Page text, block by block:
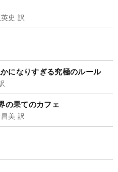
史 訳
になりすぎる究極のルール
の果てのカフェ
美 訳